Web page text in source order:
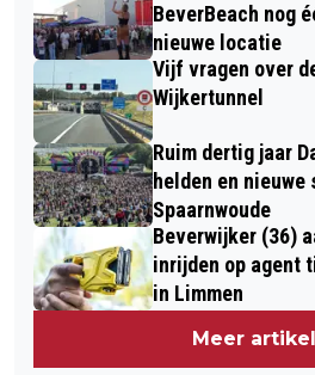
BeverBeach nog
nieuwe locatie
Vijf vragen over
Wijkertunnel
Ruim dertig jaar
helden en
Spaarnwoude
Beverwijker (36)
inrijden op agent
in Limmen
Meer